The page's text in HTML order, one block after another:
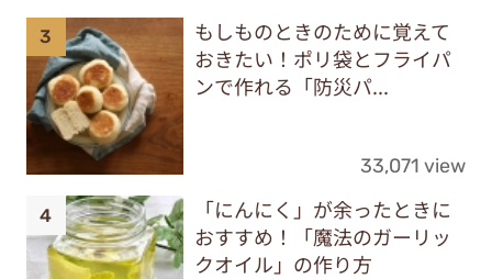
もしものときのために覚えて
おきたい！ポリ袋とフライパ
ンで作れる「防災パ...
33,071 view
「にんにく」が余ったときに
おすすめ！「魔法のガーリッ
クオイル」の作り方